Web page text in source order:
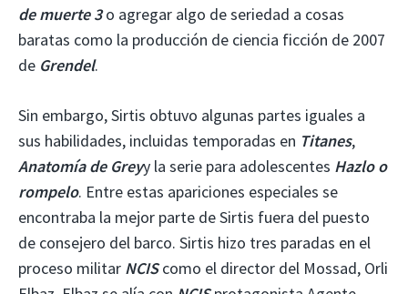
de muerte 3o agregar algo de seriedad a cosas
baratas como la producción de ciencia ficción de 2007
de Grendel.
Sin embargo, Sirtis obtuvo algunas partes iguales a
sus habilidades, incluidas temporadas en Titanes,
Anatomía de Greyy la serie para adolescentes Hazlo o
rompelo. Entre estas apariciones especiales se
encontraba la mejor parte de Sirtis fuera del puesto
de consejero del barco. Sirtis hizo tres paradas en el
proceso militar NCIScomo el director del Mossad, Orli